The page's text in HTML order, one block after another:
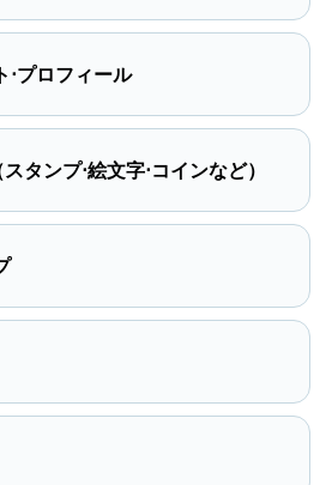
⋅プロフィール
タンプ⋅絵文字⋅コインなど）